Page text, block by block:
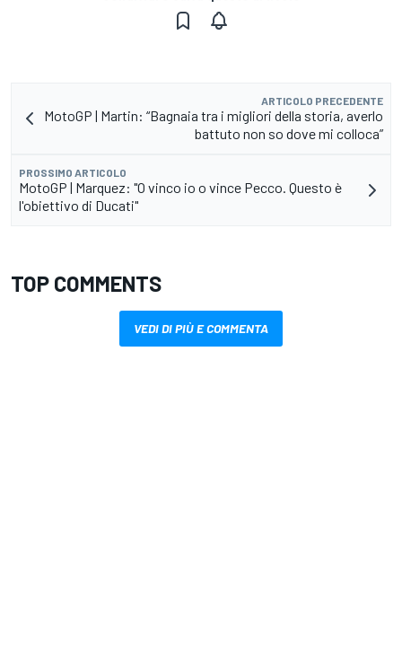
ARTICOLO PRECEDENTE
MotoGP | Martin: “Bagnaia tra i migliori della storia, averlo
battuto non so dove mi colloca”
PROSSIMO ARTICOLO
MotoGP | Marquez: "O vinco io o vince Pecco. Questo è
l'obiettivo di Ducati"
TOP COMMENTS
VEDI DI PIÙ E COMMENTA